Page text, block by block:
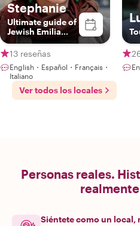
Stephanie
Ultimate guide of
Jewish Emilia
Romagna (you
should learn
about It!)
13 reseñas
English・Español・Français・
Italiano
Ver todos los locales
Personas reales.
Siéntete como un local,